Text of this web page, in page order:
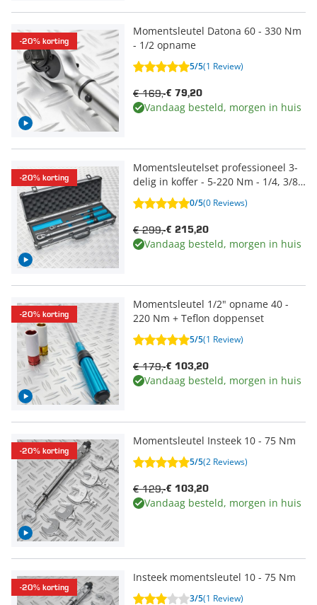
-20% korting
Momentsleutel Datona 60 - 330 Nm
- 1/2 opname
5/5(1 Review)
€ 79,20
€ 169,-
Vandaag besteld, morgen in huis
-20% korting
Momentsleutelset professioneel 3-
delig in koffer - 5-220 Nm - 1/4, 3/8
en 1/2
0/5(0 Reviews)
€ 215,20
€ 299,-
Vandaag besteld, morgen in huis
-20% korting
Momentsleutel 1/2" opname 40 -
220 Nm + Teflon doppenset
5/5(1 Review)
€ 103,20
€ 179,-
Vandaag besteld, morgen in huis
-20% korting
Momentsleutel Insteek 10 - 75 Nm
5/5(2 Reviews)
€ 103,20
€ 129,-
Vandaag besteld, morgen in huis
-20% korting
Insteek momentsleutel 10 - 75 Nm
3/5(1 Review)